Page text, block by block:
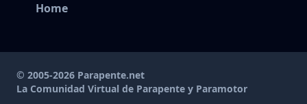
Home
© 2005-2026 Parapente.net
La Comunidad Virtual de Parapente y Paramotor